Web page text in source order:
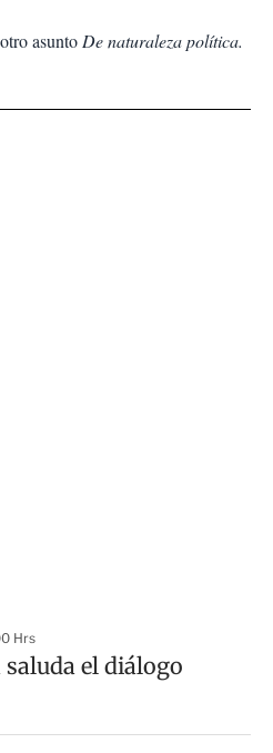
asunto De naturaleza política.
Hrs
el diálogo